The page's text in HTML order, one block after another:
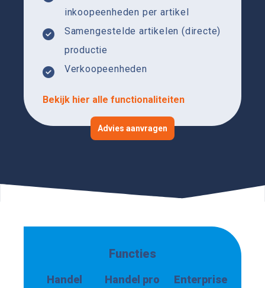
inkoopeenheden per artikel
Samengestelde artikelen (directe)
productie
Verkoopeenheden
Bekijk hier alle functionaliteiten
Advies aanvragen
Functies
Handel Handel pro Enterprise